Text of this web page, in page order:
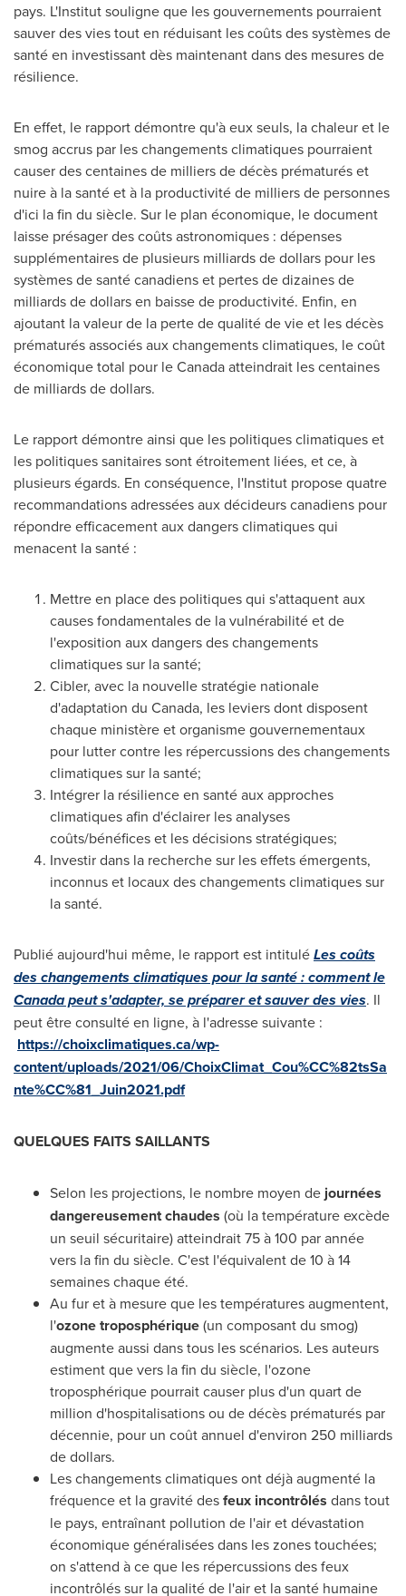
pays. L'Institut souligne que les gouvernements pourraient
sauver des vies tout en réduisant les coûts des systèmes de
santé en investissant dès maintenant dans des mesures de
résilience.
En effet, le rapport démontre qu'à eux seuls, la chaleur et le
smog accrus par les changements climatiques pourraient
causer des centaines de milliers de décès prématurés et
nuire à la santé et à la productivité de milliers de personnes
d'ici la fin du siècle. Sur le plan économique, le document
laisse présager des coûts astronomiques : dépenses
supplémentaires de plusieurs milliards de dollars pour les
systèmes de santé canadiens et pertes de dizaines de
milliards de dollars en baisse de productivité. Enfin, en
ajoutant la valeur de la perte de qualité de vie et les décès
prématurés associés aux changements climatiques, le coût
économique total pour leCanadaatteindrait les centaines
de milliards de dollars.
Le rapport démontre ainsi que les politiques climatiques et
les politiques sanitaires sont étroitement liées, et ce, à
plusieurs égards. En conséquence, l'Institut propose quatre
recommandations adressées aux décideurs canadiens pour
répondre efficacement aux dangers climatiques qui
menacent la santé :
Mettre en place des politiques qui s'attaquent aux
causes fondamentales de la vulnérabilité et de
l'exposition aux dangers des changements
climatiques sur la santé;
Cibler, avec la nouvelle stratégie nationale
d'adaptation du Canada, les leviers dont disposent
chaque ministère et organisme gouvernementaux
pour lutter contre les répercussions des changements
climatiques sur la santé;
Intégrer la résilience en santé aux approches
climatiques afin d'éclairer les analyses
coûts/bénéfices et les décisions stratégiques;
Investir dans la recherche sur les effets émergents,
inconnus et locaux des changements climatiques sur
la santé.
Publié aujourd'hui même, le rapport est intituléLes coûts
des changements climatiques pour la santé : comment le
Canadapeut s'adapter, se préparer et sauver des vies. Il
peut être consulté en ligne, à l'adresse suivante :
https://choixclimatiques.ca/wp-
content/uploads/2021/06/ChoixClimat_Cou%CC%82tsSa
nte%CC%81_Juin2021.pdf
QUELQUES FAITS SAILLANTS
Selon les projections, le nombre moyen dejournées
dangereusement chaudes (où la température excède
un seuil sécuritaire) atteindrait 75 à 100 par année
vers la fin du siècle. C'est l'équivalent de 10 à 14
semaines chaque été.
Au fur et à mesure que les températures augmentent,
l'ozone troposphérique(un composant du smog)
augmente aussi dans tous les scénarios. Les auteurs
estiment que vers la fin du siècle, l'ozone
troposphérique pourrait causer plus d'un quart de
million d'hospitalisations ou de décès prématurés par
décennie, pour un coût annuel d'environ 250 milliards
de dollars.
Les changements climatiques ont déjà augmenté la
fréquence et la gravité desfeux incontrôlés dans tout
le pays, entraînant pollution de l'air et dévastation
économique généralisées dans les zones touchées;
on s'attend à ce que les répercussions des feux
incontrôlés sur la qualité de l'air et la santé humaine